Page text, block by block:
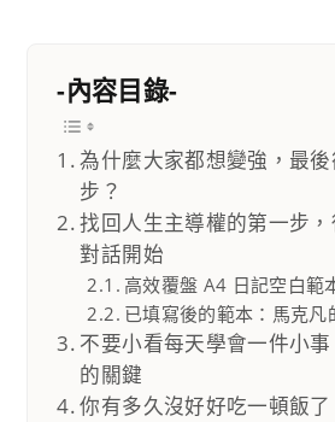
-內容目錄-
為什麼大家都想變強，最
步？
找回人生主導權的第一步
對話開始
高效覆盤 A4 日記空白範
已填寫後的範本：馬克凡
不要小看每天學會一件小
的關鍵
你有多久沒好好吃一頓飯